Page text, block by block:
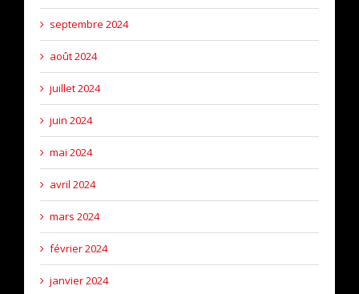
septembre 2024
août 2024
juillet 2024
juin 2024
mai 2024
avril 2024
mars 2024
février 2024
janvier 2024